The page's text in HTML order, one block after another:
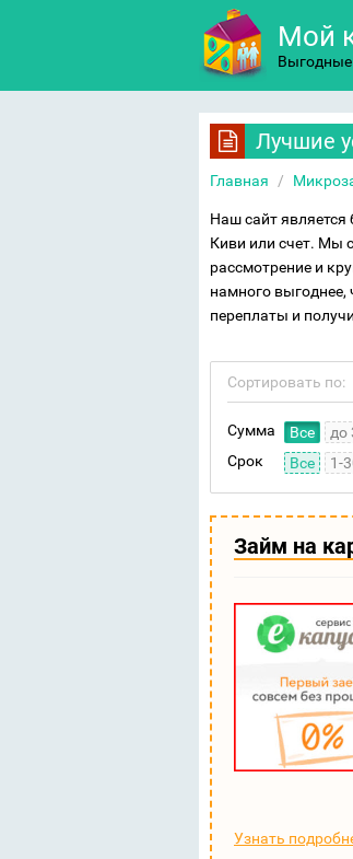
Мой
Лучшие
Главная /
Наш сайт является
Киви или счет. Мы
рассмотрение и
намного выгоднее,
переплаты и
Сортировать по:
Сумма Все до
Срок
Все 1-
Займ на
Узнать